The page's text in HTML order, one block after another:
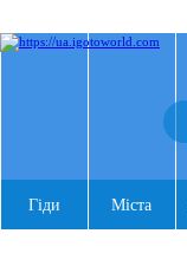
Гіди Міста